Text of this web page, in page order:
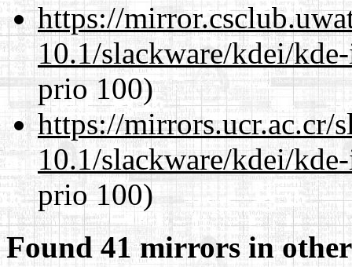
https://
10.1/slackware/kdei/
prio 100)
https://mirrors.ucr.ac.cr/
10.1/slackware/kdei/
prio 100)
Found 41 mirrors in